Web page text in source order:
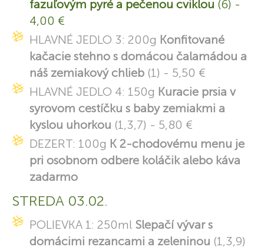
fazuľovým pyré a pečenou cviklou (6) -
4,00 €
HLAVNÉ JEDLO 3: 200g Konfitované
kačacie stehno s domácou čalamádou a
náš zemiakový chlieb (1) - 5,50 €
HLAVNÉ JEDLO 4: 150g Kuracie prsia v
syrovom cestíčku s baby zemiakmi a
kyslou uhorkou (1,3,7) - 5,80 €
DEZERT: 100g K 2-chodovému menu je
pri osobnom odbere koláčik alebo káva
zadarmo
STREDA 03.02.
POLIEVKA 1: 250ml Slepačí vývar s
domácimi rezancami a zeleninou (1,3,9)